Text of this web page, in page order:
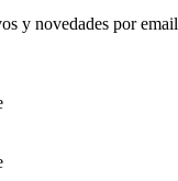
y novedades por email